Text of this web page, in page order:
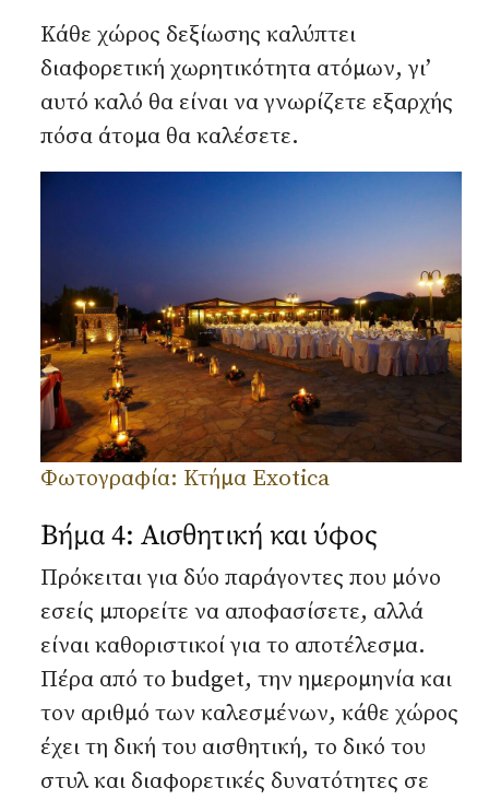
Κάθε χώρος δεξίωσης καλύπτει
διαφορετική χωρητικότητα ατόμων, γι’
αυτό καλό θα είναι να γνωρίζετε εξαρχής
πόσα άτομα θα καλέσετε.
Φωτογραφία: Κτήμα Exotica
Βήμα 4: Αισθητική και ύφος
Πρόκειται για δύο παράγοντες που μόνο
εσείς μπορείτε να αποφασίσετε, αλλά
είναι καθοριστικοί για το αποτέλεσμα.
Πέρα από το budget, την ημερομηνία και
τον αριθμό των καλεσμένων, κάθε χώρος
έχει τη δική του αισθητική, το δικό του
στυλ και διαφορετικές δυνατότητες σε